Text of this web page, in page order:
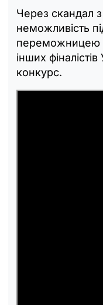
Через скандал
неможливість
переможницею
інших
конкурс.